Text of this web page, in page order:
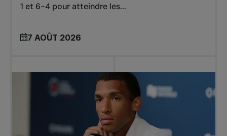
1 et 6-4 pour atteindre les...
7 AOÛT 2026